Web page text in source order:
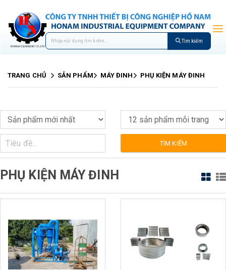
Tìm kiếm
TRANG CHỦ SẢN PHẨM MÁY ĐINH PHỤ KIỆN MÁY ĐINH
TÌM KIẾM
PHỤ KIỆN MÁY ĐINH